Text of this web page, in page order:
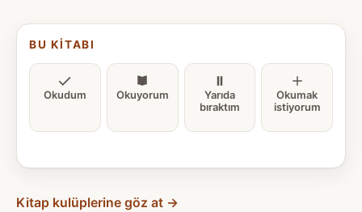
BU KITABI
Okudum Okuyorum
Yarıda
bıraktım
Okumak
istiyorum
Kitap kulüplerine göz at →